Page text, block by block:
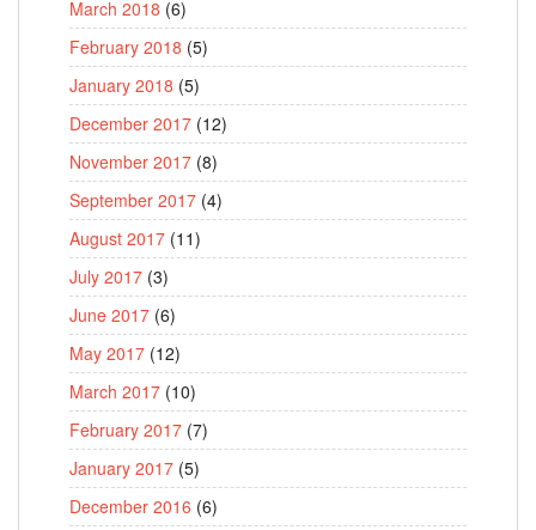
March 2018 (6)
February 2018 (5)
January 2018 (5)
December 2017 (12)
November 2017 (8)
September 2017 (4)
August 2017 (11)
July 2017 (3)
June 2017 (6)
May 2017 (12)
March 2017 (10)
February 2017 (7)
January 2017 (5)
December 2016 (6)